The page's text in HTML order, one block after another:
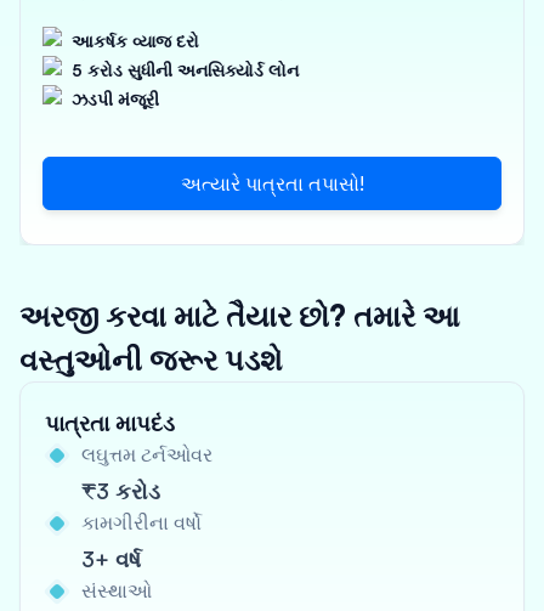
આકર્ષક વ્યાજ દરો
5 કરોડ સુધીની અનસિક્યોર્ડ લોન
ઝડપી મંજૂરી
અત્યારે પાત્રતા તપાસો!
અરજી કરવા માટે તૈયાર છો? તમારે આ
વસ્તુઓની જરૂર પડશે
પાત્રતા માપદંડ
લઘુત્તમ ટર્નઓવર
₹3 કરોડ
કામગીરીના વર્ષો
3+ વર્ષ
સંસ્થાઓ